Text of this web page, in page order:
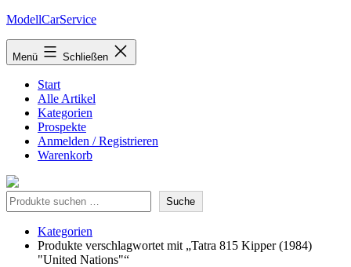
Zum
springen
ModellCarService
Menü Schließen
Start
Alle Artikel
Kategorien
Prospekte
Anmelden / Registrieren
Warenkorb
Suche Suche
Kategorien
Produkte verschlagwortet mit „Tatra 815 Kipper (1984)
"United Nations"“